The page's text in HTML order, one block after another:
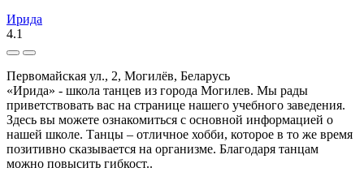
Ирида
4.1
Первомайская ул., 2, Могилёв, Беларусь
«Ирида» - школа танцев из города Могилев. Мы рады
приветствовать вас на странице нашего учебного заведения.
Здесь вы можете ознакомиться с основной информацией о
нашей школе. Танцы – отличное хобби, которое в то же время
позитивно сказывается на организме. Благодаря танцам
можно повысить гибкост..